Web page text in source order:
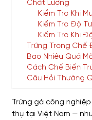
Chất Lượng
Kiểm Tra Khi
Kiểm Tra Độ
Kiểm Tra Khi
Trứng Trong
Bao Nhiêu Quả
Cách Chế Biến
Câu Hỏi Thường
Trứng gà công
thụ tại Việt Nam —